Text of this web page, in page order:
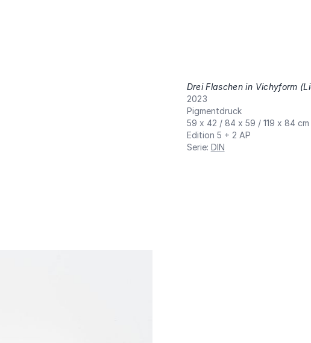
Drei Flaschen in Vichyform
2023
Pigmentdruck
59 x 42 / 84 x 59 / 119 x 84 cm
Edition 5 + 2 AP
Serie: DIN